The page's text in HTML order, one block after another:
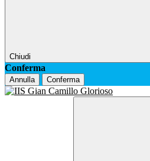
Chiudi
Conferma
Annulla Conferma